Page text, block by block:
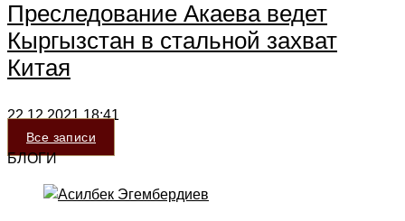
Преследование Акаева ведет
Кыргызстан в стальной захват
Китая
22.12.202118:41
Все записи
БЛОГИ